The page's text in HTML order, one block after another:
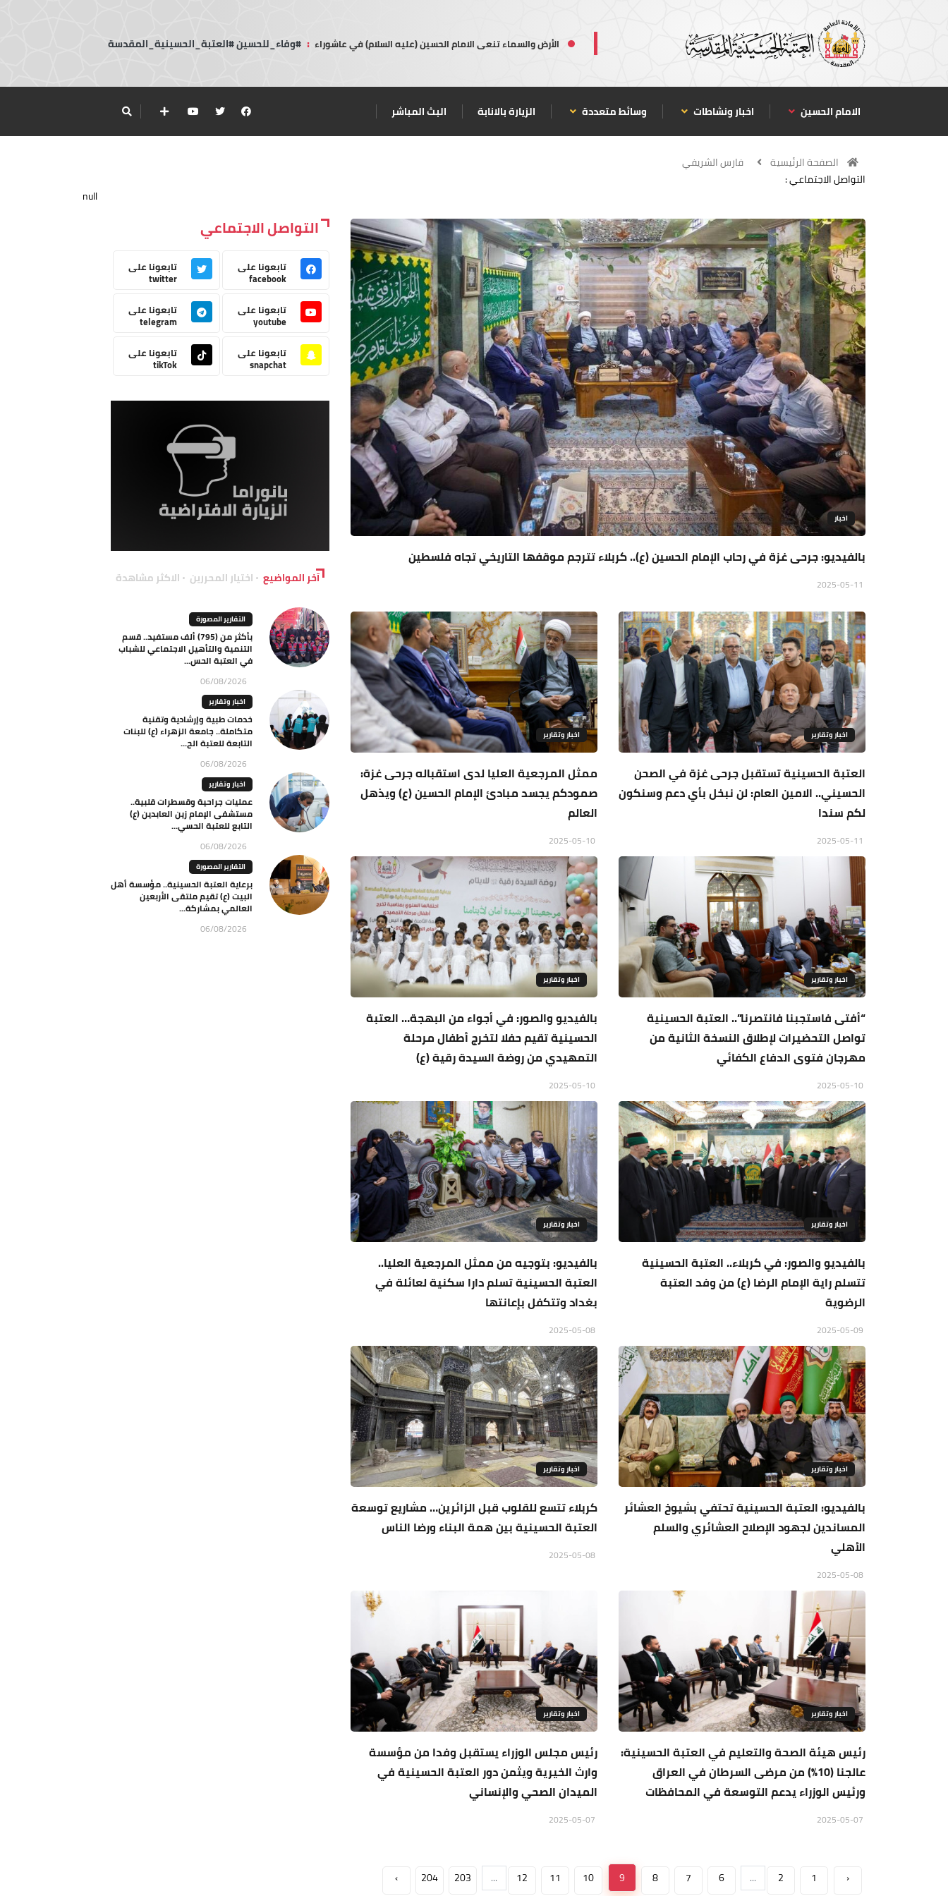
الأرض والسماء تنعى الامام الحسين (عليه السلام) في عاشوراء : #وفاء_للحسين #العتبة_الحسينية_المقدسة
الامام الحسين اخبار ونشاطات وسائط متعددة الزيارة بالانابة البث المباشر
الصفحة الرئيسية
فارس الشريفي
التواصل الاجتماعي :
null
اخبار
بالفيديو: جرحى غزة في رحاب الإمام الحسين (ع).. كربلاء تترجم موقفها التاريخي تجاه فلسطين
اخبار وتقارير
العتبة الحسينية تستقبل جرحى غزة في الصحن
الحسيني.. الامين العام: لن نبخل بأي دعم وسنكون
لكم سندا
اخبار وتقارير
ممثل المرجعية العليا لدى استقباله جرحى غزة:
صمودكم يجسد مبادئ الإمام الحسين (ع) ويذهل
العالم
اخبار وتقارير
“أفتى فاستجبنا فانتصرنا”.. العتبة الحسينية
تواصل التحضيرات لإطلاق النسخة الثانية من
مهرجان فتوى الدفاع الكفائي
اخبار وتقارير
بالفيديو والصور: في أجواء من البهجة… العتبة
الحسينية تقيم حفلا لتخرج أطفال مرحلة
التمهيدي من روضة السيدة رقية (ع)
اخبار وتقارير
بالفيديو والصور: في كربلاء.. العتبة الحسينية
تتسلم راية الإمام الرضا (ع) من وفد العتبة
الرضوية
اخبار وتقارير
بالفيديو: بتوجيه من ممثل المرجعية العليا..
العتبة الحسينية تسلم دارا سكنية لعائلة في
بغداد وتتكفل بإعانتها
اخبار وتقارير
بالفيديو: العتبة الحسينية تحتفي بشيوخ العشائر
المساندين لجهود الإصلاح العشائري والسلم
الأهلي
اخبار وتقارير
كربلاء تتسع للقلوب قبل الزائرين… مشاريع توسعة
العتبة الحسينية بين همة البناء ورضا الناس
اخبار وتقارير
رئيس هيئة الصحة والتعليم في العتبة الحسينية:
عالجنا (10%) من مرضى السرطان في العراق
ورئيس الوزراء يدعم التوسعة في المحافظات
اخبار وتقارير
رئيس مجلس الوزراء يستقبل وفدا من مؤسسة
وارث الخيرية ويثمن دور العتبة الحسينية في
الميدان الصحي والإنساني
‹
1
2
...
6
7
8
9
10
11
12
...
203
204
›
التواصل الاجتماعي
تابعونا على
facebook
تابعونا على
twitter
تابعونا على
youtube
تابعونا على
telegram
تابعونا على
snapchat
تابعونا على
tikTok
آخر المواضيع اختيار المحررين الاكثر مشاهدة
التقارير المصورة
بأكثر من (795) ألف مستفيد.. قسم
التنمية والتأهيل الاجتماعي للشباب
في العتبة الحس...
06/08/2026
اخبار وتقارير
خدمات طبية وإرشادية وتقنية
متكاملة.. جامعة الزهراء (ع) للبنات
التابعة للعتبة الح...
06/08/2026
اخبار وتقارير
عمليات جراحية وقسطرات قلبية..
مستشفى الإمام زين العابدين (ع)
التابع للعتبة الحسي...
06/08/2026
التقارير المصورة
برعاية العتبة الحسينية.. مؤسسة أهل
البيت (ع) تقيم ملتقى الأربعين
العالمي بمشاركة...
06/08/2026